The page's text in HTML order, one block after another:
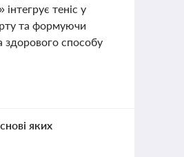
теніс у
та формуючи
здорового способу
яких